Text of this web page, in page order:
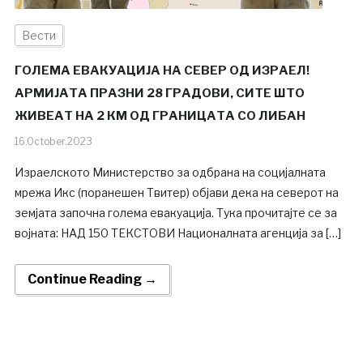
Вести
ГОЛЕМА ЕВАКУАЦИЈА НА СЕВЕР ОД ИЗРАЕЛ!
АРМИЈАТА ПРАЗНИ 28 ГРАДОВИ, СИТЕ ШТО
ЖИВЕАТ НА 2 КМ ОД ГРАНИЦАТА СО ЛИБАН
16.October.2023
Израелското Министерство за одбрана на социјалната
мрежа Икс (поранешен Твитер) објави дека на северот на
земјата започна голема евакуација. Тука прочитајте се за
војната: НАД 150 ТЕКСТОВИ Националната агенција за […]
Continue Reading →